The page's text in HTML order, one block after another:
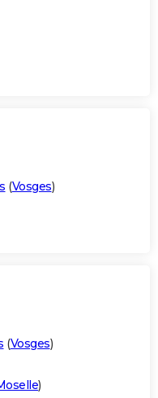
(Vosges)
(Vosges)
)